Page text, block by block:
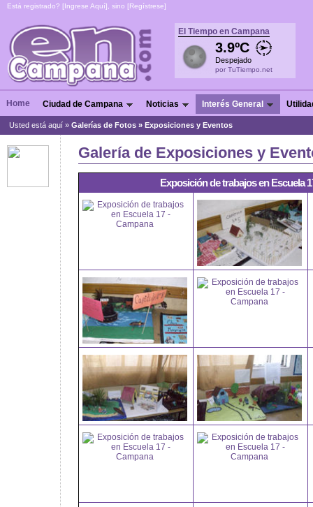
Está registrado? [Ingrese Aquí], sino [Regístrese]
El Tiempo en Campana
3.9ºC
Despejado
por TuTiempo.net
Home Ciudad de Campana Noticias Interés General
Usted está aquí » Galerías de Fotos » Exposiciones y Eventos
Galería de Exposiciones y
Exposición de trabajos en Escuela